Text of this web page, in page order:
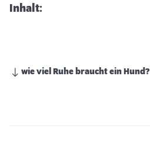
Inhalt:
wie viel Ruhe braucht ein Hund?